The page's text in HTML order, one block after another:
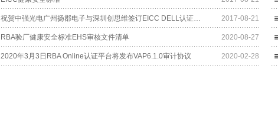
祝贺中强光电广州扬郡电子与深圳创思维签订EICC DELL认证合约，辅导进行中--- 2017-08-21
RBA验厂健康安全标准EHS审核文件清单 2020-08-27
2020年3月3日RBA Online认证平台将发布VAP6.1.0审计协议 2020-02-28